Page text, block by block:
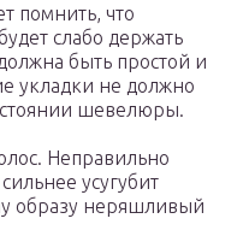
помнить, что
слабо держать
быть простой и
укладки не должно
шевелюры.
Неправильно
усугубит
образу неряшливый